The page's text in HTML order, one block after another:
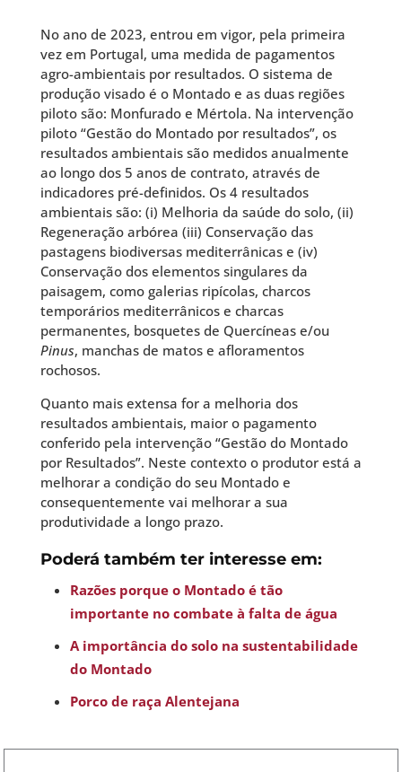
No ano de 2023, entrou em vigor, pela primeira
vez em Portugal, uma medida de pagamentos
agro-ambientais por resultados. O sistema de
produção visado é o Montado e as duas regiões
piloto são: Monfurado e Mértola. Na intervenção
piloto “Gestão do Montado por resultados”, os
resultados ambientais são medidos anualmente
ao longo dos 5 anos de contrato, através de
indicadores pré-definidos. Os 4 resultados
ambientais são: (i) Melhoria da saúde do solo, (ii)
Regeneração arbórea (iii) Conservação das
pastagens biodiversas mediterrânicas e (iv)
Conservação dos elementos singulares da
paisagem, como galerias ripícolas, charcos
temporários mediterrânicos e charcas
permanentes, bosquetes de Quercíneas e/ou
Pinus, manchas de matos e afloramentos
rochosos.
Quanto mais extensa for a melhoria dos
resultados ambientais, maior o pagamento
conferido pela intervenção “Gestão do Montado
por Resultados”. Neste contexto o produtor está a
melhorar a condição do seu Montado e
consequentemente vai melhorar a sua
produtividade a longo prazo.
Poderá também ter interesse em:
Razões porque o Montado é tão
importante no combate à falta de água
A importância do solo na sustentabilidade
do Montado
Porco de raça Alentejana